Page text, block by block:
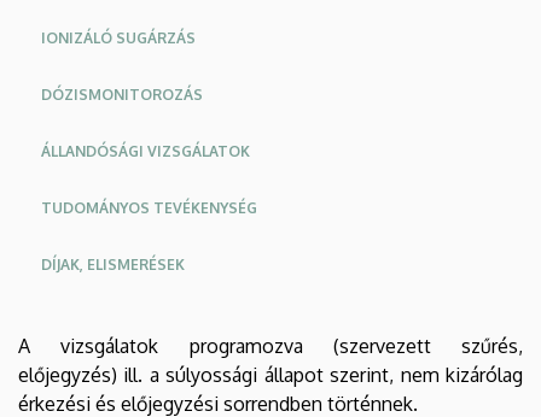
IONIZÁLÓ SUGÁRZÁS
DÓZISMONITOROZÁS
ÁLLANDÓSÁGI VIZSGÁLATOK
TUDOMÁNYOS TEVÉKENYSÉG
DÍJAK, ELISMERÉSEK
Oldalmenu
KEK
Angol
Oldalmenü
KEK
Német
A vizsgálatok programozva (szervezett szűrés,
előjegyzés) ill. a súlyossági állapot szerint, nem kizárólag
érkezési és előjegyzési sorrendben történnek.